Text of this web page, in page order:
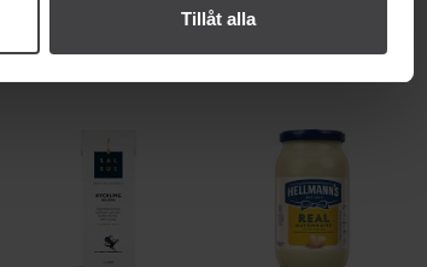
Tillåt alla